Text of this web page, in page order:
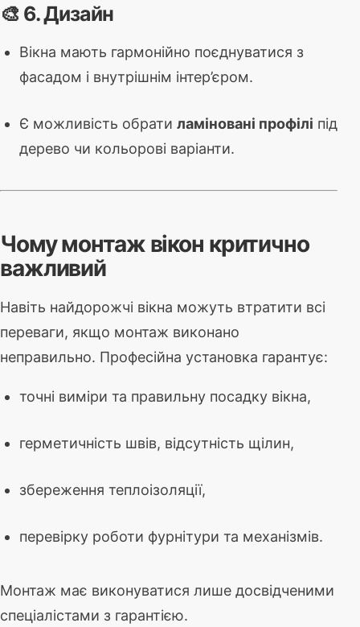
🎨 6. Дизайн
Вікна мають гармонійно поєднуватися з
фасадом і внутрішнім інтер’єром.
Є можливість обрати ламіновані профілі під
дерево чи кольорові варіанти.
Чому монтаж вікон критично
важливий
Навіть найдорожчі вікна можуть втратити всі
переваги, якщо монтаж виконано
неправильно. Професійна установка гарантує:
точні виміри та правильну посадку вікна,
герметичність швів, відсутність щілин,
збереження теплоізоляції,
перевірку роботи фурнітури та механізмів.
Монтаж має виконуватися лише досвідченими
спеціалістами з гарантією.